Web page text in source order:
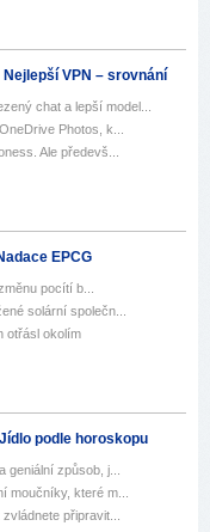
Nejlepší VPN – srovnání
chat a lepší model...
Photos, k...
Ale předevš...
EPCG
pocítí b...
solární společn...
otřásl okolím
Jídlo podle horoskopu
způsob, j...
moučníky, které m...
připravit...